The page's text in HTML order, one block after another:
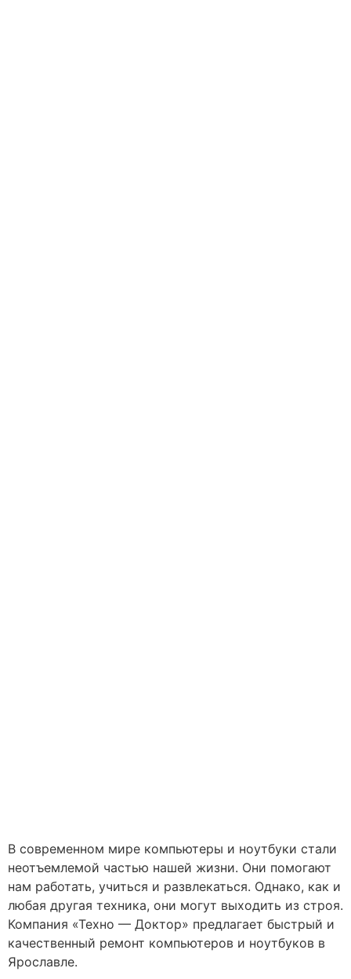
В современном мире компьютеры и ноутбуки стали
неотъемлемой частью нашей жизни. Они помогают
нам работать, учиться и развлекаться. Однако, как и
любая другая техника, они могут выходить из строя.
Компания «Техно — Доктор» предлагает быстрый и
качественный ремонт компьютеров и ноутбуков в
Ярославле.